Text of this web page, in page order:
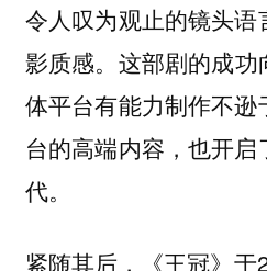
令人叹为观止的镜头
影质感。 这部剧的成功
体平台有能力制作不
台的高端内容，也开
代。
紧随其后，《王冠》于